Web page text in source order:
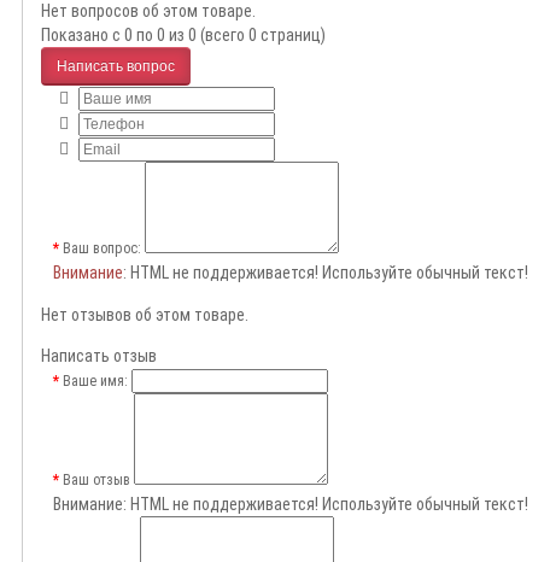
Нет вопросов об этом товаре.
Показано с 0 по 0 из 0 (всего 0 страниц)
Написать вопрос
Ваш вопрос:
Внимание: HTML не поддерживается! Используйте обычный текст!
Нет отзывов об этом товаре.
Написать отзыв
Ваше имя:
Ваш отзыв
Внимание: HTML не поддерживается! Используйте обычный текст!